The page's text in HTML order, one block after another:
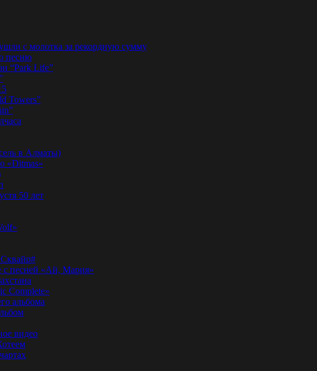
с молотка за рекордную сумму
песню
“Park Life”
Towers”
в Алматы)
«Ditmas»
50 лет
с песней «Ай, Мария»
Complete»
альбома
видео